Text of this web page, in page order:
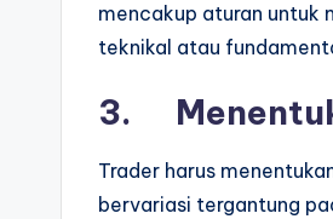
mencakup aturan untuk
teknikal atau
3.
Trader harus
bervariasi tergantung